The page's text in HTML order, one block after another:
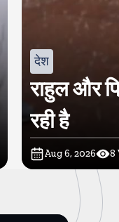
देश
राहुल और
रही है
Aug 6, 2026 8